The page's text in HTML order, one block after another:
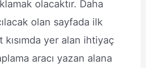
olacaktır. Daha
olan sayfada ilk
kısımda yer alan ihtiyaç
aracı yazan alana